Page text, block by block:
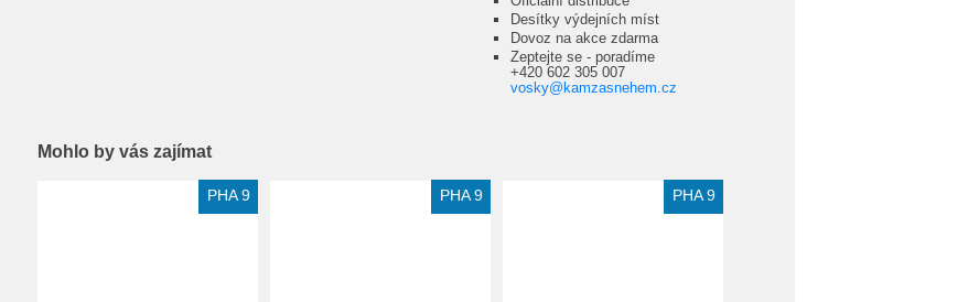
Desítky výdejních míst
Dovoz na akce zdarma
Zeptejte se - poradíme
+420 602 305 007
vosky@kamzasnehem.cz
Mohlo by vás zajímat
Extra slevy pro registrované
PHA 9 Extra slevy pro registrované
PHA 9 Extra slevy pro registrované
PHA 9